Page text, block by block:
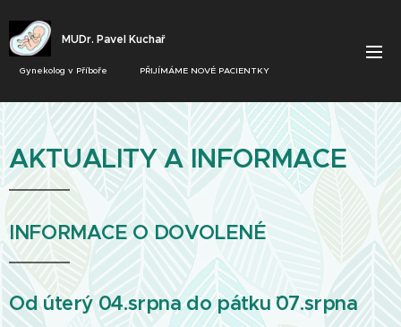
MUDr. Pavel Kuchař
Gynekolog v Příboře PŘIJÍMÁME NOVÉ PACIENTKY
AKTUALITY A INFORMACE
INFORMACE O DOVOLENÉ
Od úterý 04.srpna do pátku ¨07.srpna